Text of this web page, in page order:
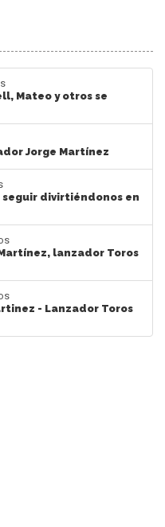
Mateo y otros se
Jorge Martínez
seguir divirtiéndonos en
lanzador Toros
- Lanzador Toros